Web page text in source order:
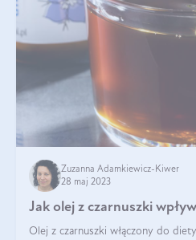
Zuzanna Adamkiewicz-Kiwer
28 maj 2023
Jak olej z czarnuszki
Olej z czarnuszki włączony do